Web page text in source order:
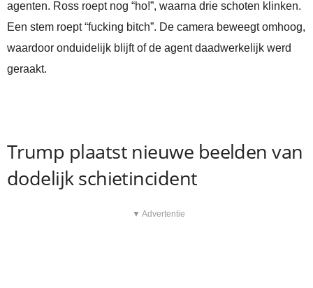
agenten. Ross roept nog “ho!”, waarna drie schoten klinken.
Een stem roept “fucking bitch”. De camera beweegt omhoog,
waardoor onduidelijk blijft of de agent daadwerkelijk werd
geraakt.
Trump plaatst nieuwe beelden van
dodelijk schietincident
▼ Advertentie